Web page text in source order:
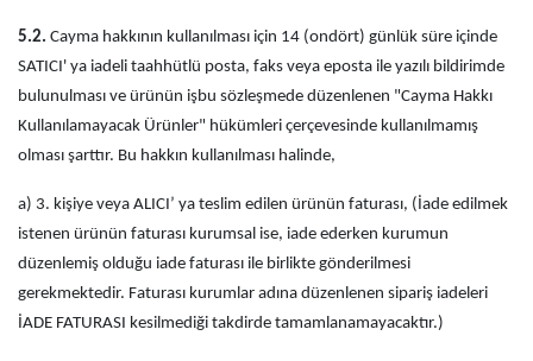
5.2. Cayma hakkının kullanılması için 14 (ondört) günlük süre içinde
SATICI' ya iadeli taahhütlü posta, faks veya eposta ile yazılı bildirimde
bulunulması ve ürünün işbu sözleşmede düzenlenen "Cayma Hakkı
Kullanılamayacak Ürünler" hükümleri çerçevesinde kullanılmamış
olması şarttır. Bu hakkın kullanılması halinde,
a) 3. kişiye veya ALICI’ ya teslim edilen ürünün faturası, (İade edilmek
istenen ürünün faturası kurumsal ise, iade ederken kurumun
düzenlemiş olduğu iade faturası ile birlikte gönderilmesi
gerekmektedir. Faturası kurumlar adına düzenlenen sipariş iadeleri
İADE FATURASI kesilmediği takdirde tamamlanamayacaktır.)